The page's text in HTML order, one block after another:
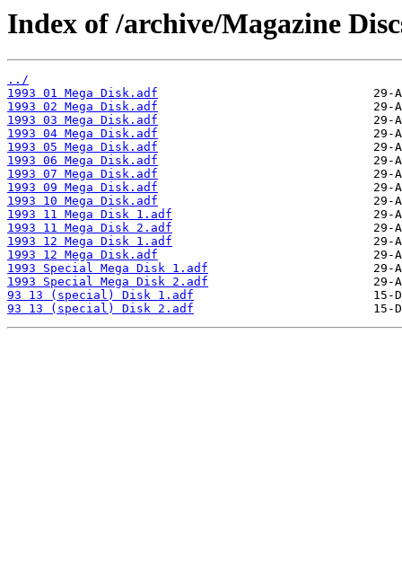
Index of /archive/Magazine
../
1993 01 Mega Disk.adf
1993 02 Mega Disk.adf
1993 03 Mega Disk.adf
1993 04 Mega Disk.adf
1993 05 Mega Disk.adf
1993 06 Mega Disk.adf
1993 07 Mega Disk.adf
1993 09 Mega Disk.adf
1993 10 Mega Disk.adf
1993 11 Mega Disk 1.adf
1993 11 Mega Disk 2.adf
1993 12 Mega Disk 1.adf
1993 12 Mega Disk.adf
1993 Special Mega Disk 1.adf
1993 Special Mega Disk 2.adf
93 13 (special) Disk 1.adf
93 13 (special) Disk 2.adf